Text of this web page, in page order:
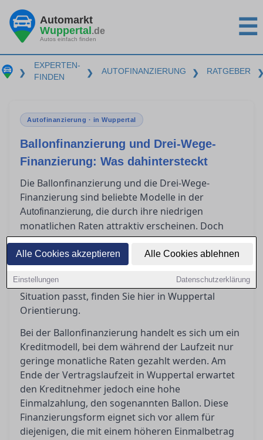
Alle Cookies akzeptieren Alle Cookies ablehnen
Einstellungen Datenschutzerklärung
Automarkt
Wuppertal.de
Autos einfach finden ☰
❯
EXPERTEN-
FINDEN
❯ AUTOFINANZIERUNG ❯ RATGEBER
Autofinanzierung · in Wuppertal
Ballonfinanzierung und Drei-Wege-
Finanzierung: Was dahintersteckt
Die Ballonfinanzierung und die Drei-Wege-
Finanzierung sind beliebte Modelle in der
Autofinanzierung, die durch ihre niedrigen
monatlichen Raten attraktiv erscheinen. Doch
was passiert am Ende der Laufzeit? Für wen sind
diese Modelle geeignet, und welche Risiken
sollten Sie beachten? Wenn Sie sich fragen,
welches Finanzierungsmodell am besten zu Ihrer
Situation passt, finden Sie hier in Wuppertal
Orientierung.
Bei der Ballonfinanzierung handelt es sich um ein
Kreditmodell, bei dem während der Laufzeit nur
geringe monatliche Raten gezahlt werden. Am
Ende der Vertragslaufzeit in Wuppertal erwartet
den Kreditnehmer jedoch eine hohe
Einmalzahlung, den sogenannten Ballon. Diese
Finanzierungsform eignet sich vor allem für
diejenigen, die mit einem höheren Einmalbetrag